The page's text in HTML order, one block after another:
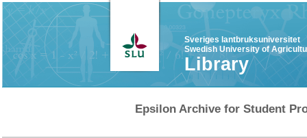
Sveriges lantbruksuniversitet
Swedish University of
Library
Epsilon Archive for Student